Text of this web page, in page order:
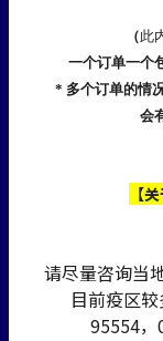
（此
一个订单一个
* 多个订单的情
会
【
请尽量咨询当
目前疫区
95554